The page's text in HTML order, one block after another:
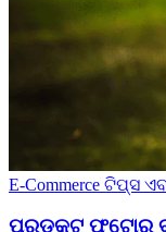
E-Commerce ଟିପ୍ସ
ପ୍ରଡକ୍ଟ ଫଟୋରୁ